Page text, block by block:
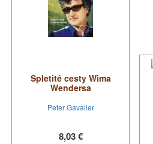
Spletité cesty Wima
Wendersa
Peter Gavalier
8,03 €